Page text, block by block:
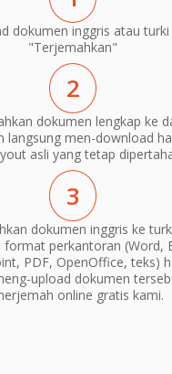
dokumen inggris atau
"Terjemahkan"
2
dokumen lengkap ke
langsung men-download
asli yang tetap
3
dokumen inggris ke
format perkantoran (Word,
PDF, OpenOffice, teks)
upload dokumen
online gratis kami.